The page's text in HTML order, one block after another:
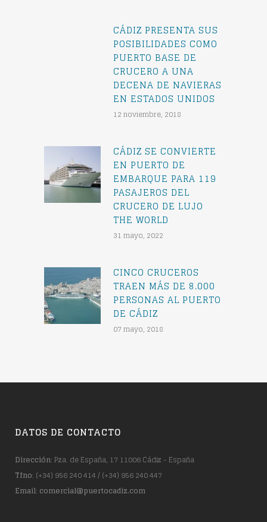
CÁDIZ PRESENTA SUS
POSIBILIDADES COMO
PUERTO BASE DE
CRUCERO A UNA
DECENA DE NAVIERAS
EN ESTADOS UNIDOS
12 noviembre, 2018
CÁDIZ SE CONVIERTE
EN PUERTO DE
EMBARQUE PARA 119
PASAJEROS DEL
CRUCERO DE LUJO
THE WORLD
31 mayo, 2022
CINCO CRUCEROS
TRAEN MÁS DE 8.000
PERSONAS AL PUERTO
DE CÁDIZ
07 mayo, 2018
DATOS DE CONTACTO
Dirección: Pza. de España, 17 11006 Cádiz - España
Tfno: (+34) 956 240 414 / (+34) 956 240 447
Email: comercial@puertocadiz.com